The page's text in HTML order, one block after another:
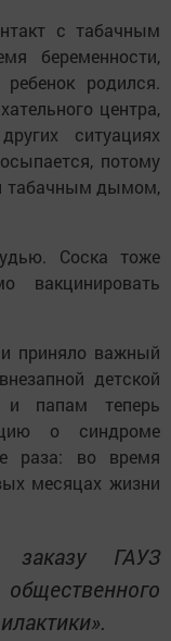
с табачным
беременности,
родился.
центра,
ситуациях
потому
табачным дымом,
Соска тоже
вакцинировать
приняло важный
детской
папам теперь
о синдроме
раза: во время
месяцах жизни
заказу ГАУЗ